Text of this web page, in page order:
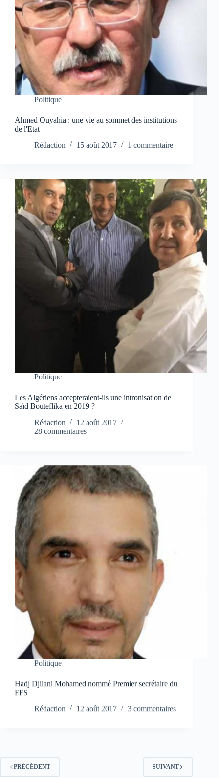
Politique
Ahmed Ouyahia : une vie au sommet des institutions
de l'Etat
Rédaction
15 août 2017 1 commentaire
Politique
Les Algériens accepteraient-ils une intronisation de
Saïd Bouteflika en 2019 ?
Rédaction
12 août 2017
28 commentaires
Politique
Hadj Djilani Mohamed nommé Premier secrétaire du
FFS
Rédaction
12 août 2017 3 commentaires
PRÉCÉDENT SUIVANT